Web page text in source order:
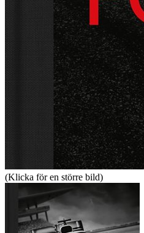
(Klicka för en större bild)